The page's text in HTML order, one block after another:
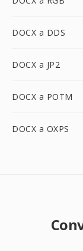
DOCX a DDS
DOCX a JP2
DOCX a POTM
DOCX a OXPS